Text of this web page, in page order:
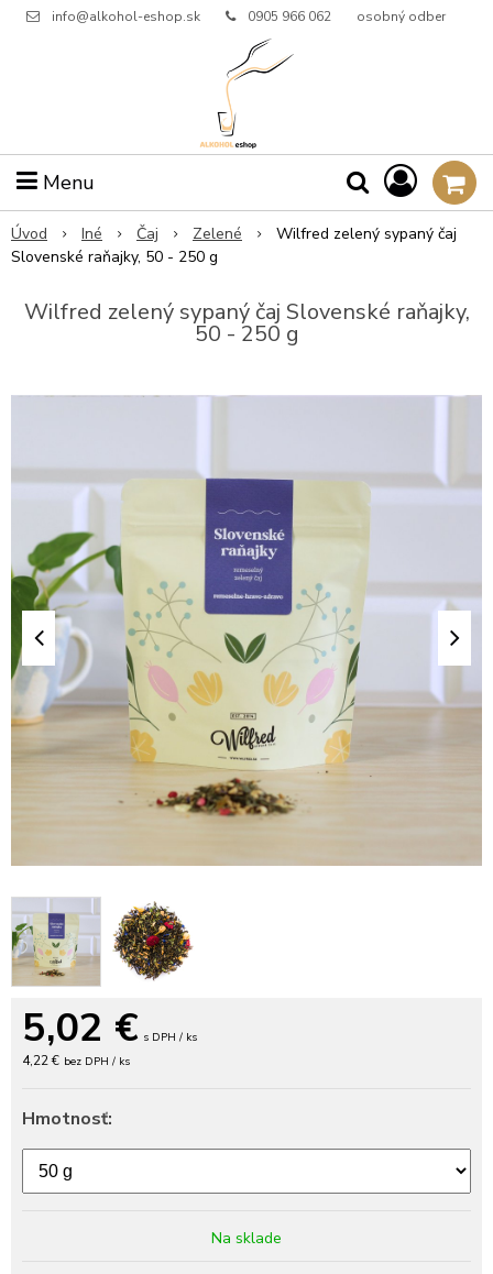
info@alkohol-eshop.sk 0905 966 062 osobný odber
Menu
Úvod Iné Čaj Zelené
Wilfred zelený sypaný čaj
Slovenské raňajky, 50 - 250 g
Wilfred zelený sypaný čaj Slovenské raňajky,
50 - 250 g
5,02 € s DPH / ks
4,22 € bez DPH / ks
Hmotnosť:
Na sklade